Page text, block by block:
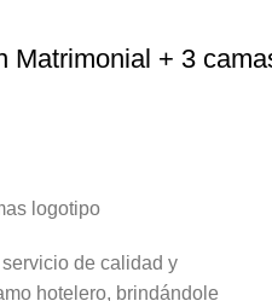
Matrimonial + 3
de calidad y
hotelero, brindándole